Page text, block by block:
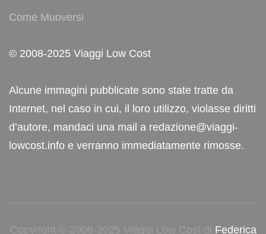
Come Muoversi
© 2008-2025 Viaggi Low Cost
Alcune immagini pubblicate sono state tratte da
Internet, nel caso in cui, il loro utilizzo, violasse diritti
d’autore, mandaci una mail a redazione@viaggi-
lowcost.info e verranno immediatamente rimosse.
Copyright © 2008-2025 Viaggi Low Cost di Federica